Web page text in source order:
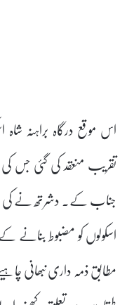
اس موقع درگاہ براہنہ
تقریب منعقد کی گئی جس کی
جناب کے۔ دشرتھ نے کی
اسکولوں کو مضبوط بنانے
مطابق ذمہ داری نبھانی